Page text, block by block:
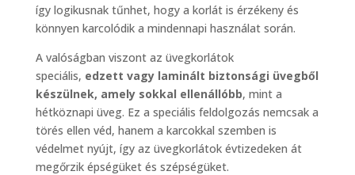
így logikusnak tűnhet, hogy a korlát is érzékeny és
könnyen karcolódik a mindennapi használat során.
A valóságban viszont az üvegkorlátok
speciális, edzett vagy laminált biztonsági üvegből
készülnek, amely sokkal ellenállóbb, mint a
hétköznapi üveg. Ez a speciális feldolgozás nemcsak a
törés ellen véd, hanem a karcokkal szemben is
védelmet nyújt, így az üvegkorlátok évtizedeken át
megőrzik épségüket és szépségüket.